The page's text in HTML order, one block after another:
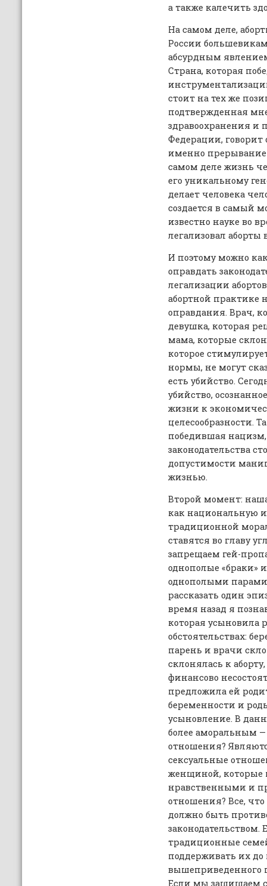
а также калечить
На самом деле,
России
абсурдным
Страна, которая
стоит на тех же
подтвержденная
здравоохранения и
Федерации, говорит
именно
самом деле жизнь
его уникальному
делает человека
создается в самый
известно науке во
легализовал аборты
И поэтому можно
оправдать
легализации
абортной практике
оправдания. Врач,
девушка, которая
мама, которые
которое
нормы, не могут
есть убийство.
убийство,
жизни к
целесообразности.
победившая нацизм,
законодательства
допустимости
жизнью.
Второй момент:
как национальную
традиционной
ставятся во главу
запрещаем гей-
однополые «браки»
однополыми
рассказать один
время назад я
которая усыновила
обстоятельствах:
парень и врачи
склонялась к
финансово
предложила ей
беременности и
усыновление. В
более аморальным —
отношения?
сексуальные
женщиной, которые
нравственными и
отношения? Все,
должно быть
традиционные
поддерживать их до
вышеприведенного
Если мы защищаем